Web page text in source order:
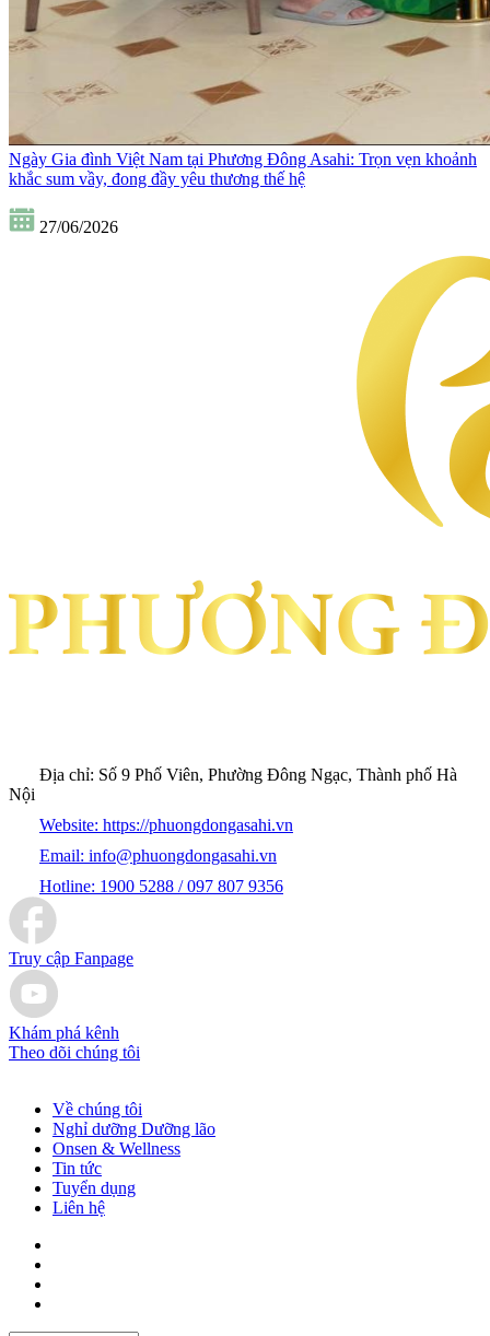
Ngày Gia đình Việt Nam tại Phương Đông Asahi: Trọn vẹn khoảnh
khắc sum vầy, đong đầy yêu thương thế hệ
27/06/2026
Địa chỉ: Số 9 Phố Viên, Phường Đông Ngạc, Thành phố Hà
Nội
Website: https://phuongdongasahi.vn
Email: info@phuongdongasahi.vn
Hotline: 1900 5288 / 097 807 9356
Truy cập Fanpage
Khám phá kênh
Theo dõi chúng tôi
Về chúng tôi
Nghỉ dưỡng Dưỡng lão
Onsen & Wellness
Tin tức
Tuyển dụng
Liên hệ